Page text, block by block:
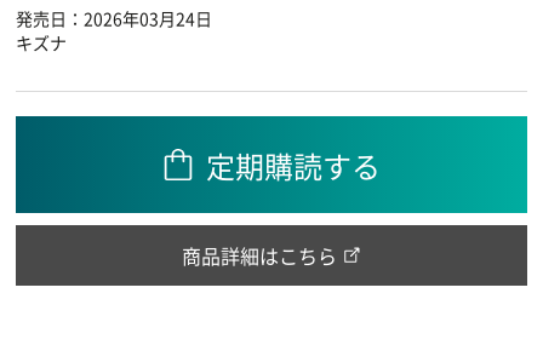
発売日：2026年03月24日
キズナ
定期購読する
商品詳細はこちら